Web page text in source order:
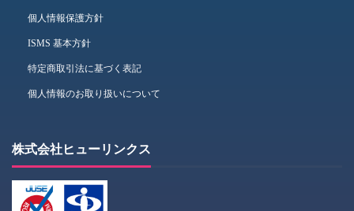
個人情報保護方針
ISMS 基本方針
特定商取引法に基づく表記
個人情報のお取り扱いについて
株式会社ヒューリンクス